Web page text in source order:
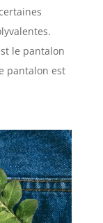
le pantalon
pantalon est